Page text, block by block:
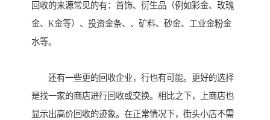
回收的来源常见的有：首饰、衍生品（例如彩金、玫瑰
金、K金等）、投资金条、、矿料、砂金、工业金粉金
水等。
还有一些更的回收企业，行也有可能。更好的选择
是找一家的商店进行回收或交换。相比之下，上商店也
显示出高价回收的迹象。在正常情况下，街头小店不需